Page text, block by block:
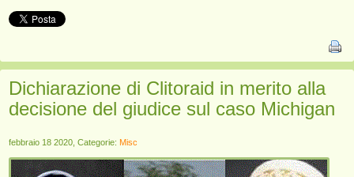
Dichiarazione di Clitoraid in merito alla
decisione del giudice sul caso Michigan
febbraio 18 2020, Categorie: Misc